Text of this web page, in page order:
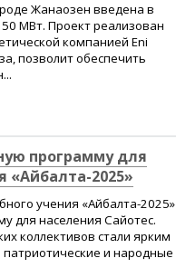
Жанаозен введена в
МВт. Проект реализован
компанией Eni
позволит обеспечить
программу для
«Айбалта-2025»
учения «Айбалта-2025»
для населения Сайотес.
коллективов стали ярким
и народные